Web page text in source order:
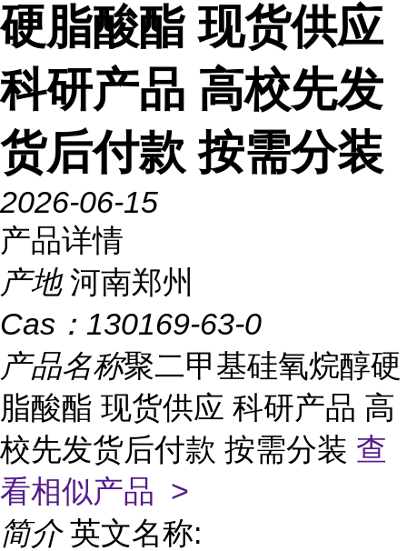
硬脂酸酯 现货供应
科研产品 高校先发
货后付款 按需分装
2026-06-15
产品详情
产地 河南郑州
Cas： 130169-63-0
产品名称聚二甲基硅氧烷醇硬
脂酸酯 现货供应 科研产品 高
校先发货后付款 按需分装 查
看相似产品 >
简介 英文名称: